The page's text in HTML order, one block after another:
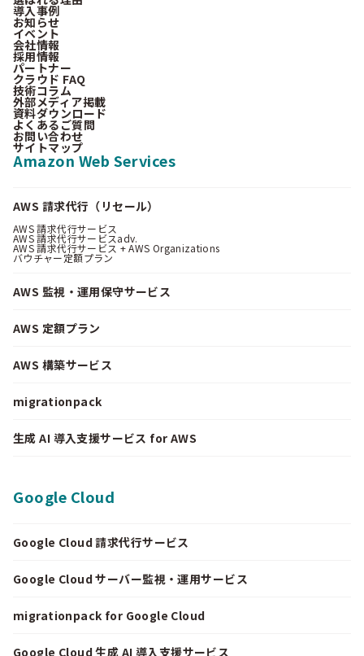
導入事例
お知らせ
イベント
会社情報
採用情報
パートナー
クラウド FAQ
技術コラム
外部メディア掲載
資料ダウンロード
よくあるご質問
お問い合わせ
サイトマップ
Amazon Web Services
AWS 請求代行（リセール）
AWS 請求代行サービス
AWS 請求代行サービスadv.
AWS 請求代行サービス + AWS Organizations
バウチャー定額プラン
AWS 監視・運用保守サービス
AWS 定額プラン
AWS 構築サービス
migrationpack
生成 AI 導入支援サービス for AWS
Google Cloud
Google Cloud 請求代行サービス
Google Cloud サーバー監視・運用サービス
migrationpack for Google Cloud
Google Cloud 生成 AI 導入支援サービス